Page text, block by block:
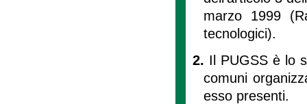
marzo 1999
tecnologici).
2. Il PUGSS è lo
comuni
esso presenti.